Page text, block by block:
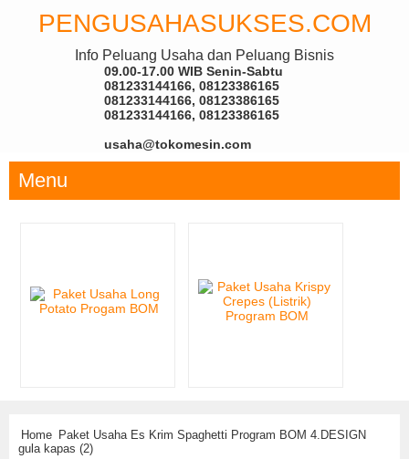
PENGUSAHASUKSES.COM
Info Peluang Usaha dan Peluang Bisnis
09.00-17.00 WIB Senin-Sabtu
081233144166, 08123386165
081233144166, 08123386165
081233144166, 08123386165
usaha@tokomesin.com
Menu
Home Paket Usaha Es Krim Spaghetti Program BOM 4.DESIGN
gula kapas (2)